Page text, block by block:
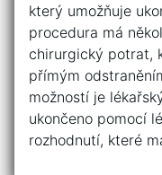
který umožňuje
procedura má
chirurgický potrat,
přímým
možností je
ukončeno pomocí
rozhodnutí, které